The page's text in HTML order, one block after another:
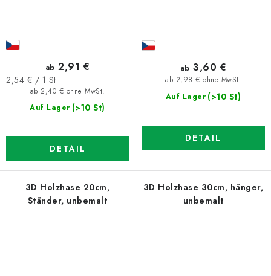
Auf Lager (>10 St)
ab 2,40 € ohne MwSt.
ab 2,91 €
Verkaufspreis:
2,54 € / 1 St
DETAIL
Auf Lager (>10 St)
ab 2,98 € ohne MwSt.
ab 3,60 €
DETAIL
3D Holzhase 20cm,
Ständer, unbemalt
3D Holzhase 30cm, hänger,
unbemalt